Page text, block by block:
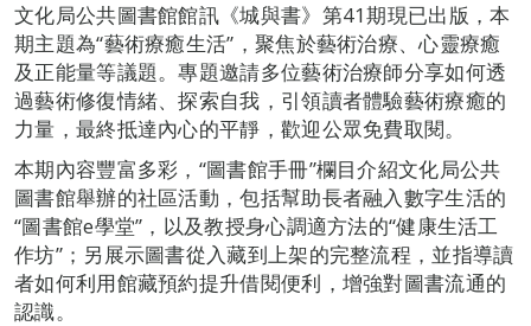
文化局公共圖書館館訊《城與書》第41期現已出版，本
期主題為“藝術療癒生活”，聚焦於藝術治療、心靈療癒
及正能量等議題。專題邀請多位藝術治療師分享如何透
過藝術修復情緒、探索自我，引領讀者體驗藝術療癒的
力量，最終抵達內心的平靜，歡迎公眾免費取閱。
本期內容豐富多彩，“圖書館手冊”欄目介紹文化局公共
圖書館舉辦的社區活動，包括幫助長者融入數字生活的
“圖書館e學堂”，以及教授身心調適方法的“健康生活工
作坊”；另展示圖書從入藏到上架的完整流程，並指導讀
者如何利用館藏預約提升借閱便利，增強對圖書流通的
認識。